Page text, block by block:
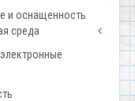
и оснащенность
среда